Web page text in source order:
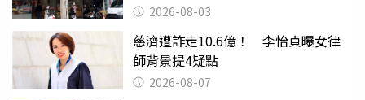
2026-08-03
慈濟遭詐走10.6億！ 李怡貞曝女律
師背景提4疑點
2026-08-07